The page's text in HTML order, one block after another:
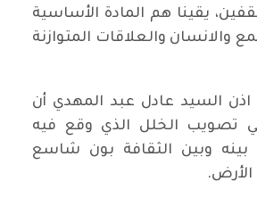
يقينا هم المادة الأساسية
والانسان والعلاقات المتوازنة
السيد عادل عبد المهدي أن
تصويب الخلل الذي وقع فيه
وبين الثقافة بون شاسع